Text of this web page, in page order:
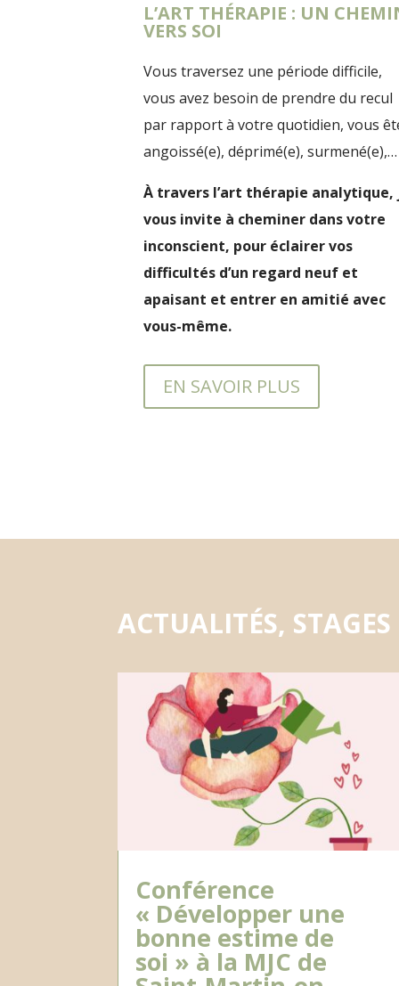
L’ART THÉRAPIE : UN
VERS SOI
Vous traversez une période difficile,
vous avez besoin de prendre du recul
par rapport à votre quotidien, vous
angoissé(e), déprimé(e), surmené(e),…
À travers l’art thérapie analytique,
vous invite à cheminer dans votre
inconscient, pour éclairer vos
difficultés d’un regard neuf et
apaisant et entrer en amitié avec
vous-même.
EN SAVOIR PLUS
ACTUALITÉS,
Conférence
« Développer une
bonne estime de
soi » à la MJC de